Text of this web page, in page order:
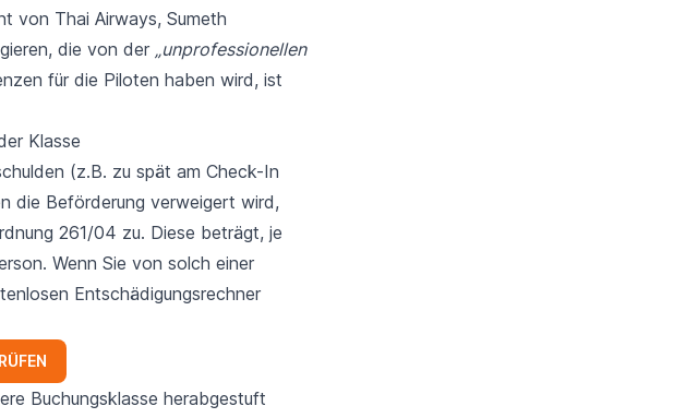
von Thai Airways, Sumeth
die von der „unprofessionellen
für die Piloten haben wird, ist
Klasse
(z.B. zu spät am Check-In
die Beförderung verweigert wird,
261/04 zu. Diese beträgt, je
Wenn Sie von solch einer
Entschädigungsrechner
Buchungsklasse herabgestuft